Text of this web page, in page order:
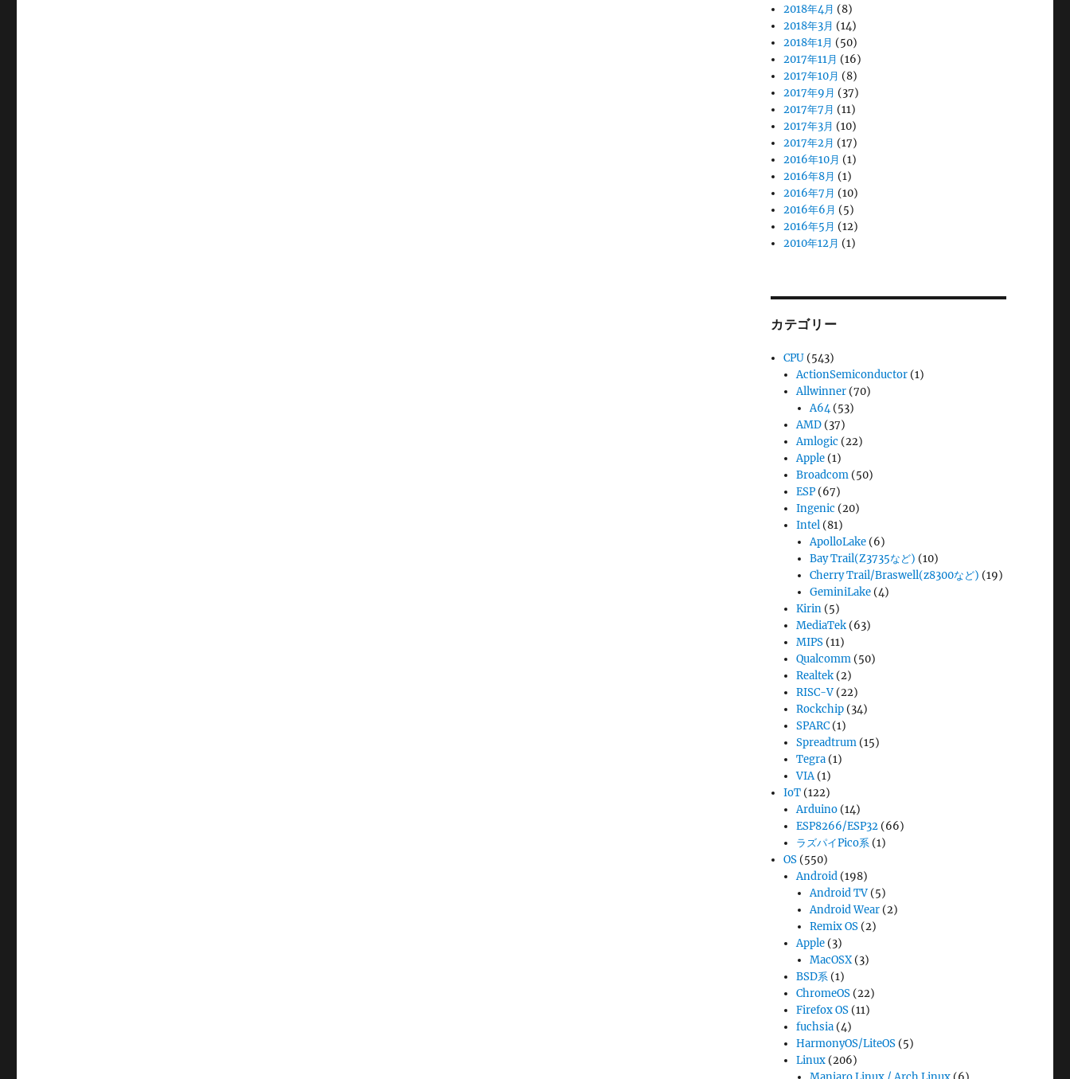
2018年4月 (8)
2018年3月 (14)
2018年1月 (50)
2017年11月 (16)
2017年10月 (8)
2017年9月 (37)
2017年7月 (11)
2017年3月 (10)
2017年2月 (17)
2016年10月 (1)
2016年8月 (1)
2016年7月 (10)
2016年6月 (5)
2016年5月 (12)
2010年12月 (1)
カテゴリー
CPU (543)
ActionSemiconductor (1)
Allwinner (70)
A64(53)
AMD (37)
Amlogic (22)
Apple (1)
Broadcom (50)
ESP (67)
Ingenic (20)
Intel (81)
ApolloLake(6)
Bay Trail(Z3735など) (10)
Cherry Trail/Braswell(z8300など) (19)
GeminiLake(4)
Kirin (5)
MediaTek (63)
MIPS (11)
Qualcomm (50)
Realtek (2)
RISC-V (22)
Rockchip (34)
SPARC (1)
Spreadtrum (15)
Tegra (1)
VIA(1)
IoT (122)
Arduino (14)
ESP8266/ESP32 (66)
ラズパイPico系 (1)
OS (550)
Android (198)
Android TV(5)
Android Wear(2)
Remix OS(2)
Apple (3)
MacOSX(3)
BSD系 (1)
ChromeOS (22)
Firefox OS (11)
fuchsia (4)
HarmonyOS/LiteOS (5)
Linux (206)